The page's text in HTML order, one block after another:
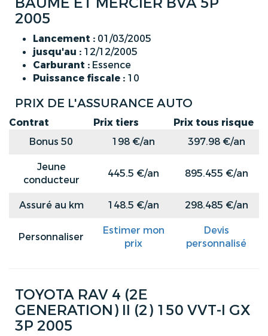
2005
Lancement : 01/03/2005
jusqu'au : 12/12/2005
Carburant : Essence
Puissance fiscale : 10
PRIX DE L'ASSURANCE AUTO
Contrat Prix tiers
Prix tous risque
Bonus 50
198 €/an
397.98 €/an
Jeune
conducteur
445.5 €/an 895.455 €/an
Assuré au km 148.5 €/an 298.485 €/an
Personnaliser
Estimer mon
prix
Devis
personnalisé
TOYOTA RAV 4 (2E
GENERATION) II (2) 150 VVT-I GX
3P 2005